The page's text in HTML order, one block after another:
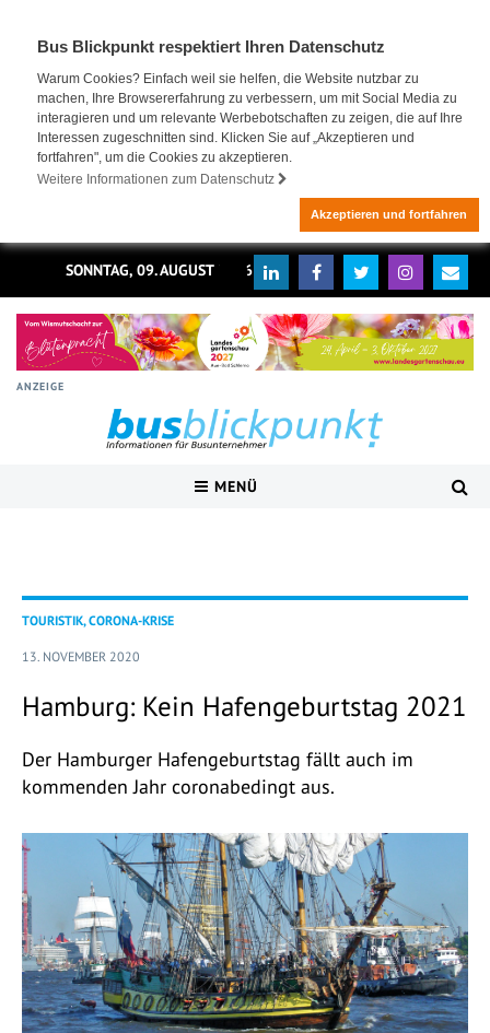
Bus Blickpunkt respektiert Ihren Datenschutz
Warum Cookies? Einfach weil sie helfen, die Website nutzbar zu
machen, Ihre Browsererfahrung zu verbessern, um mit Social Media zu
interagieren und um relevante Werbebotschaften zu zeigen, die auf Ihre
Interessen zugeschnitten sind. Klicken Sie auf „Akzeptieren und
fortfahren", um die Cookies zu akzeptieren.
Weitere Informationen zum Datenschutz
Akzeptieren und fortfahren
SONNTAG, 09. AUGUST 2026
ANZEIGE
MENÜ
TOURISTIK, CORONA-KRISE
13. NOVEMBER 2020
Hamburg: Kein Hafengeburtstag 2021
Der Hamburger Hafengeburtstag fällt auch im
kommenden Jahr coronabedingt aus.